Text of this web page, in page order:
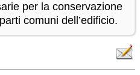
per la conservazione
comuni dell’edificio.